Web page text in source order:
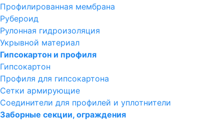
Профилированная мембрана
Рубероид
Рулонная гидроизоляция
Укрывной материал
Гипсокартон и профиля
Гипсокартон
Профиля для гипсокартона
Сетки армирующие
Соединители для профилей и уплотнители
Заборные секции, ограждения